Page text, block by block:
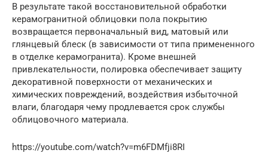
В результате такой восстановительной обработки
керамогранитной облицовки пола покрытию
возвращается первоначальный вид, матовый или
глянцевый блеск (в зависимости от типа примененного
в отделке керамогранита). Кроме внешней
привлекательности, полировка обеспечивает защиту
декоративной поверхности от механических и
химических повреждений, воздействия избыточной
влаги, благодаря чему продлевается срок службы
облицовочного материала.
https://youtube.com/watch?v=m6FDMfji8RI